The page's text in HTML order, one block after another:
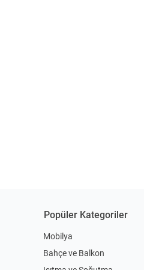
Popüler Kategoriler
Mobilya
Bahçe ve Balkon